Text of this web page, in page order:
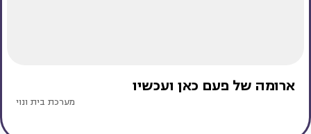
ארומה של פעם כאן ועכשיו
מערכת בית ונוי